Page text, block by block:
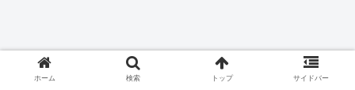
ホーム 検索 トップ サイドバー